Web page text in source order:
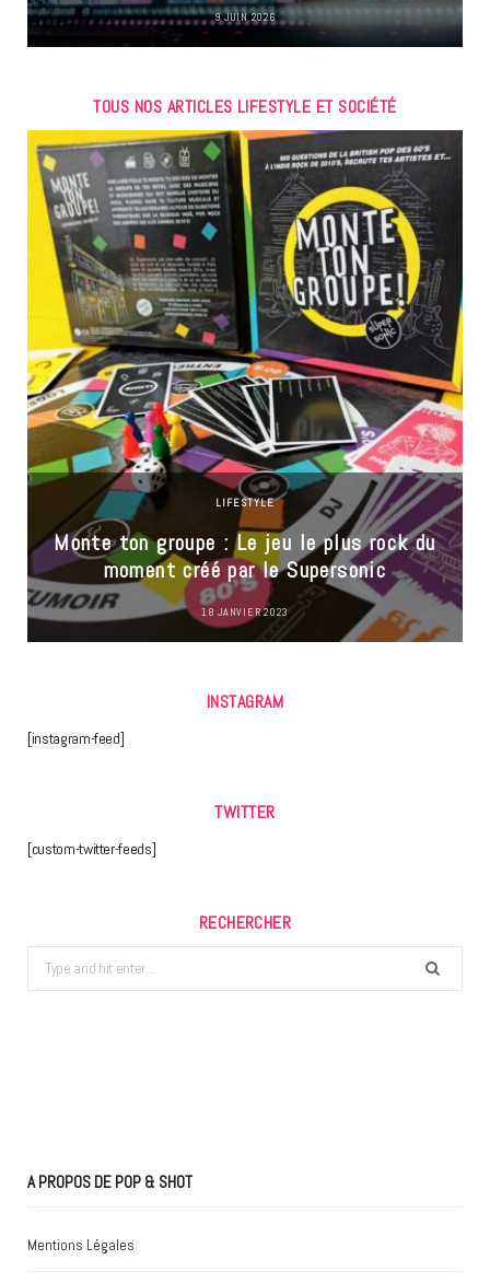
9 JUIN 2026
TOUS NOS ARTICLES LIFESTYLE ET SOCIÉTÉ
LIFESTYLE
Monte ton groupe : Le jeu le plus rock du
moment créé par le Supersonic
18 JANVIER 2023
INSTAGRAM
[instagram-feed]
TWITTER
[custom-twitter-feeds]
RECHERCHER
Search
for:
A PROPOS DE POP & SHOT
Mentions Légales